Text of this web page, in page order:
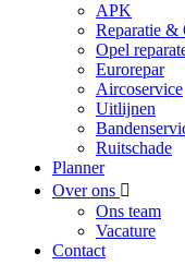
APK
Reparatie &
Opel
Eurorepar
Aircoservice
Uitlijnen
Ruitschade
Planner
Over ons
Ons team
Vacature
Contact